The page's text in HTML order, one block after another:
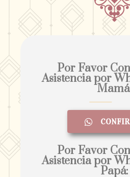
Por Favor
Asistencia por
Por Favor
Asistencia por
Papá: